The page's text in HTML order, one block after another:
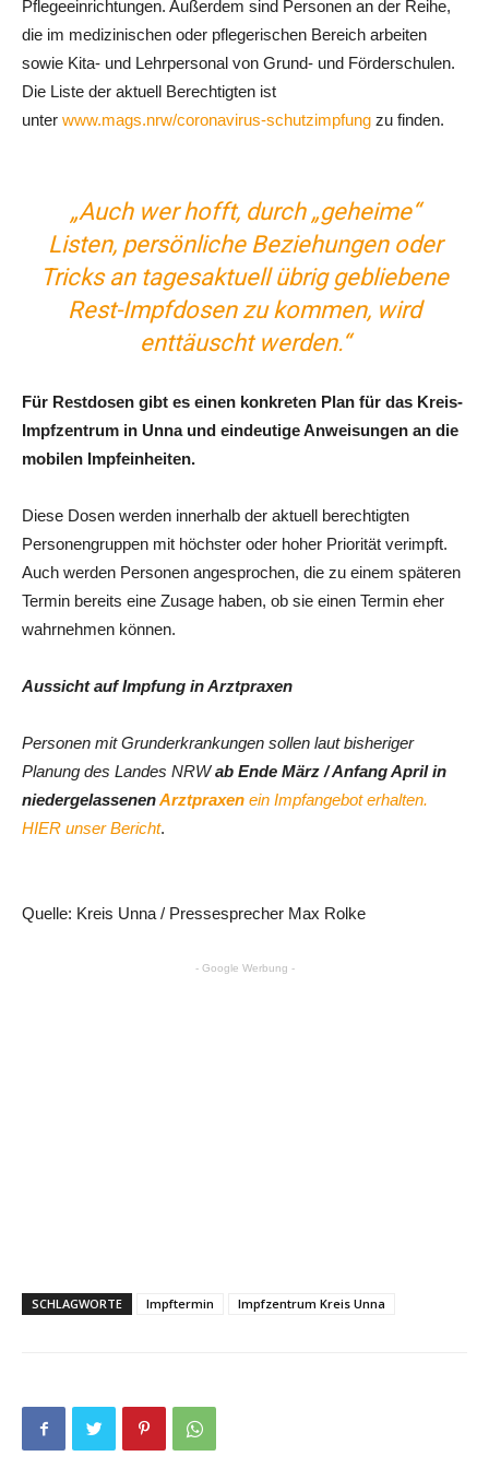
Pflegeeinrichtungen. Außerdem sind Personen an der Reihe,
die im medizinischen oder pflegerischen Bereich arbeiten
sowie Kita- und Lehrpersonal von Grund- und Förderschulen.
Die Liste der aktuell Berechtigten ist
unter www.mags.nrw/coronavirus-schutzimpfung zu finden.
„Auch wer hofft, durch „geheime“
Listen, persönliche Beziehungen oder
Tricks an tagesaktuell übrig gebliebene
Rest-Impfdosen zu kommen, wird
enttäuscht werden.“
Für Restdosen gibt es einen konkreten Plan für das Kreis-
Impfzentrum in Unna und eindeutige Anweisungen an die
mobilen Impfeinheiten.
Diese Dosen werden innerhalb der aktuell berechtigten
Personengruppen mit höchster oder hoher Priorität verimpft.
Auch werden Personen angesprochen, die zu einem späteren
Termin bereits eine Zusage haben, ob sie einen Termin eher
wahrnehmen können.
Aussicht auf Impfung in Arztpraxen
Personen mit Grunderkrankungen sollen laut bisheriger
Planung des Landes NRWab Ende März / Anfang April in
niedergelassenenArztpraxen ein Impfangebot erhalten.
HIER unser Bericht.
Quelle: Kreis Unna / Pressesprecher Max Rolke
- Google Werbung -
SCHLAGWORTE Impftermin Impfzentrum Kreis Unna